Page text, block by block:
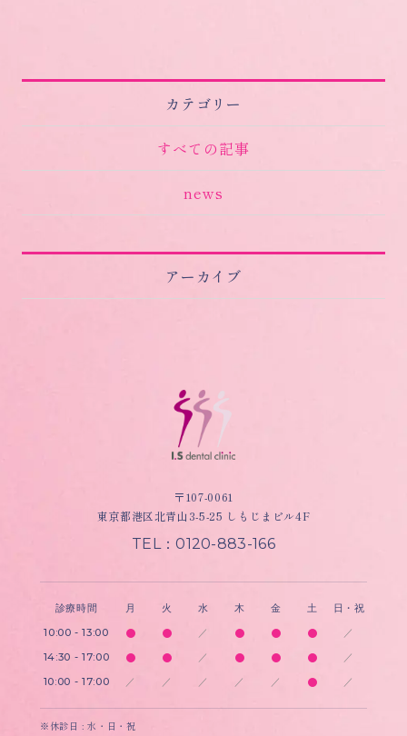
カテゴリー
すべての記事
news
アーカイブ
〒107-0061
東京都港区北青山3-5-25 しもじまビル4F
TEL：0120-883-166
診療時間 月 火 水 木 金 土 日・祝
10:00 - 13:00 ／ ／
14:30 - 17:00 ／ ／
10:00 - 17:00 ／ ／ ／ ／ ／ ／
※休診日 : 水・日・祝